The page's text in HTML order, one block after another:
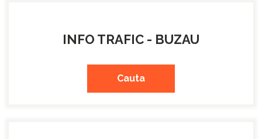
INFO TRAFIC - BUZAU
Cauta